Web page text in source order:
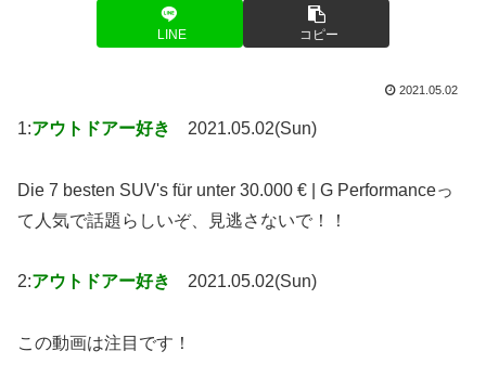
LINE コピー
2021.05.02
1:アウトドアー好き 2021.05.02(Sun)
Die 7 besten SUV's für unter 30.000 € | G Performanceっ
て人気で話題らしいぞ、見逃さないで！！
2:アウトドアー好き 2021.05.02(Sun)
この動画は注目です！